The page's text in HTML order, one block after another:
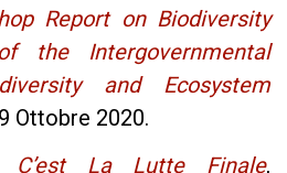
Report on Biodiversity
the Intergovernmental
and Ecosystem
Ottobre 2020.
C’est La Lutte Finale,